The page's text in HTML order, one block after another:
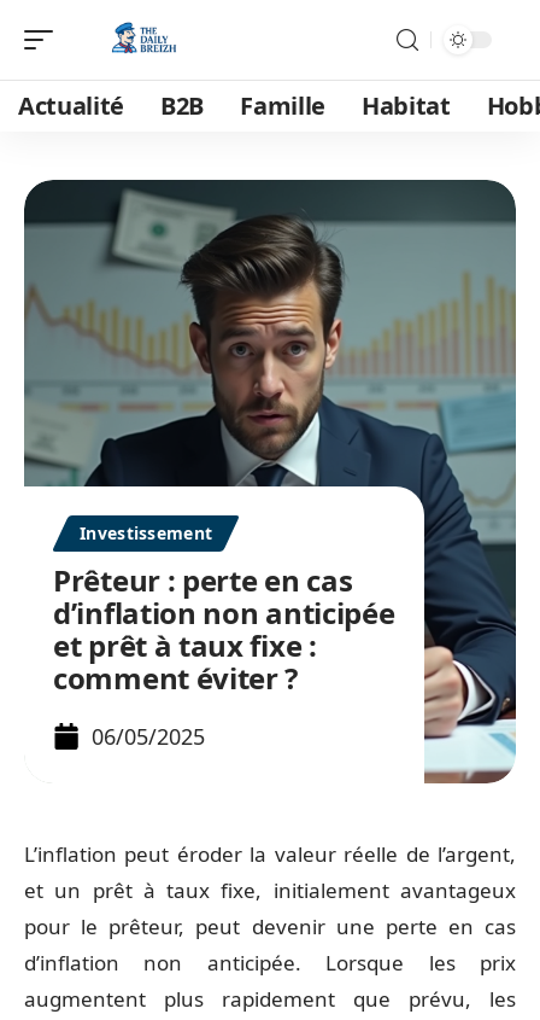
Actualité B2B Famille Habitat
Investissement
Prêteur : perte en cas
d’inflation non anticipée
et prêt à taux fixe :
comment éviter ?
06/05/2025
L’inflation peut éroder la valeur réelle de l’argent,
et un prêt à taux fixe, initialement avantageux
pour le prêteur, peut devenir une perte en cas
d’inflation non anticipée. Lorsque les prix
augmentent plus rapidement que prévu, les